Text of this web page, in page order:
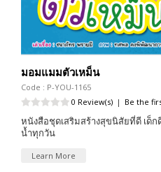
มอมแมมตัวเหม็น
Code : P-YOU-1165
0 Review(s) | Be the
หนังสือชุดเสริมสร้างสุขนิสัยที่ดี เด็
น้ำทุกวัน
Learn More